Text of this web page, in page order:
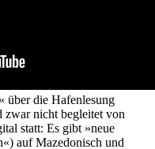
über die Hafenlesung
zwar nicht begleitet von
statt: Es gibt »neue
auf Mazedonisch und